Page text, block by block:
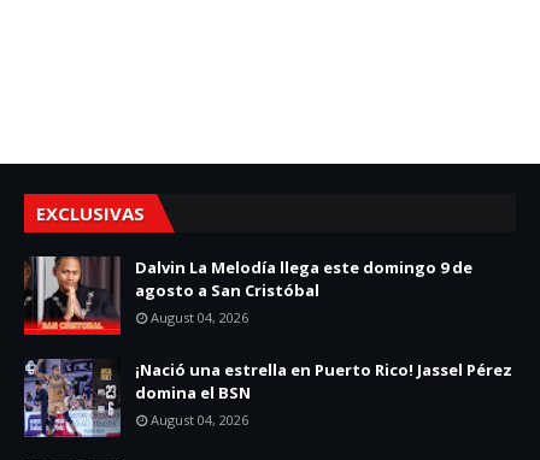
EXCLUSIVAS
Dalvin La Melodía llega este domingo 9 de
agosto a San Cristóbal
August 04, 2026
¡Nació una estrella en Puerto Rico! Jassel Pérez
domina el BSN
August 04, 2026